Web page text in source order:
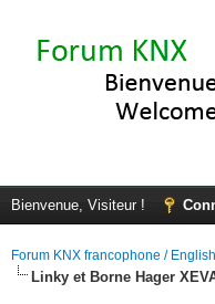
Bienvenue, Visiteur !
Forum KNX francophone /
Linky et Borne Hager